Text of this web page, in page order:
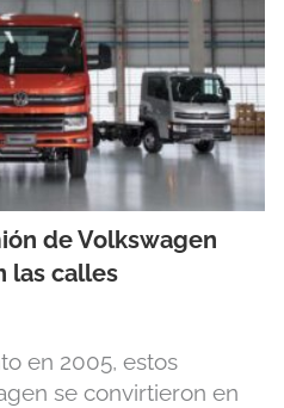
de Volkswagen
las calles
en 2005, estos
se convirtieron en